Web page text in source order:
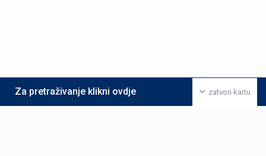
zatvori kartu
Za pretraživanje klikni ovdje